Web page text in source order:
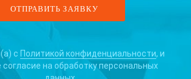
с Политикой конфиденциальности, и
на обработку персональных